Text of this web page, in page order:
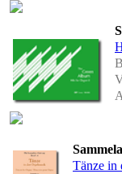
Tänze in